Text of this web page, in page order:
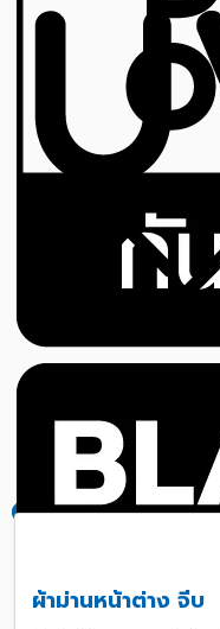
ผ้าม่านหน้าต่าง จีบ